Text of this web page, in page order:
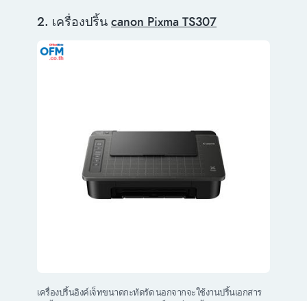
2. เครื่องปริ้นcanon Pixma TS307
เครื่องปริ้นอิงค์เจ็ทขนาดกะทัดรัด นอกจากจะใช้งานปริ้นเอกสาร